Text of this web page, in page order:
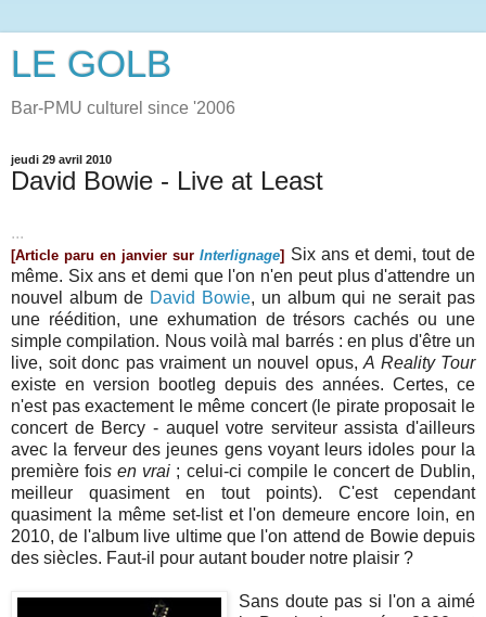
LE GOLB
Bar-PMU culturel since '2006
jeudi 29 avril 2010
David Bowie - Live at Least
...
[Article paru en janvier sur Interlignage] Six ans et demi, tout de
même. Six ans et demi que l'on n'en peut plus d'attendre un
nouvel album de David Bowie, un album qui ne serait pas
une réédition, une exhumation de trésors cachés ou une
simple compilation. Nous voilà mal barrés : en plus d'être un
live, soit donc pas vraiment un nouvel opus, A Reality Tour
existe en version bootleg depuis des années. Certes, ce
n'est pas exactement le même concert (le pirate proposait le
concert de Bercy - auquel votre serviteur assista d'ailleurs
avec la ferveur des jeunes gens voyant leurs idoles pour la
première fois en vrai ; celui-ci compile le concert de Dublin,
meilleur quasiment en tout points). C'est cependant
quasiment la même set-list et l'on demeure encore loin, en
2010, de l'album live ultime que l'on attend de Bowie depuis
des siècles. Faut-il pour autant bouder notre plaisir ?
Sans doute pas si l'on a aimé